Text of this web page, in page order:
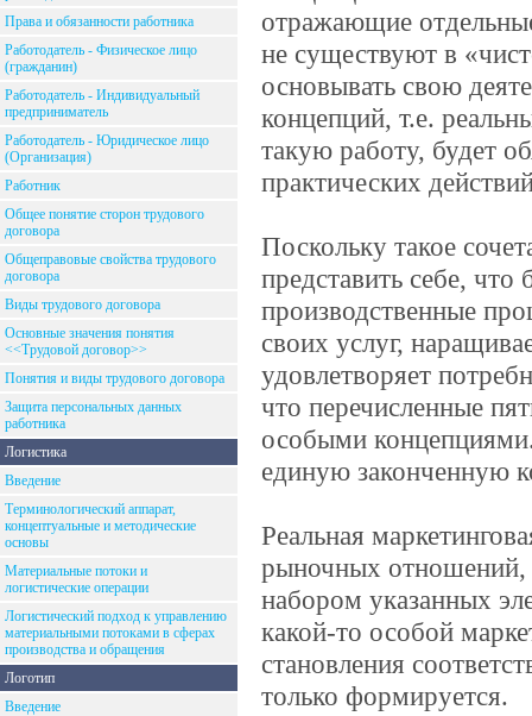
Права и обязанности работника
Работодатель - Физическое лицо
(гражданин)
Работодатель - Индивидуальный
предприниматель
Работодатель - Юридическое лицо
(Организация)
Работник
Общее понятие сторон трудового
договора
Общеправовые свойства трудового
договора
Виды трудового договора
Основные значения понятия
<<Трудовой договор>>
Понятия и виды трудового договора
Защита персональных данных
работника
Логистика
Введение
Терминологический аппарат,
концептуальные и методические
основы
Материальные потоки и
логистические операции
Логистический подход к управлению
материальными потоками в сферах
производства и обращения
Логотип
Введение
отражающие
не существуют в
основывать свою
концепций, т.е.
такую работу, будет
практических
Поскольку такое
представить себе,
производственные
своих услуг,
удовлетворяет
что перечисленные
особыми
единую законченную
Реальная
рыночных отношений,
набором указанных
какой-то особой
становления
только формируется.